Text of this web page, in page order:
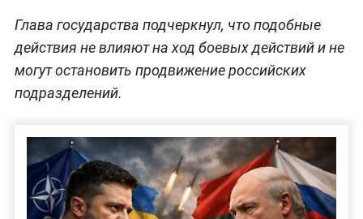
Глава государства подчеркнул, что подобные
действия не влияют на ход боевых действий и не
могут остановить продвижение российских
подразделений.